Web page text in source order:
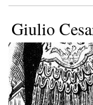
Giulio